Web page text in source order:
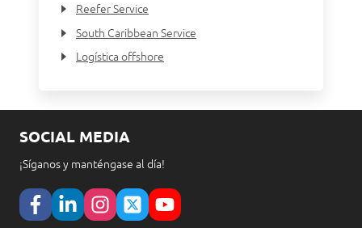
Reefer Service
South Caribbean Service
Logística offshore
SOCIAL MEDIA
¡Síganos y manténgase al día!